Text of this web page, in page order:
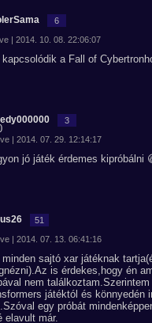
6
| 2014. 10. 08. 22:06:07
a Fall of
3
| 2014. 07. 29. 12:14:17
jó játék érdemes kipróbálni
51
| 2014. 07. 13. 06:41:16
minden sajtó xar játéknak
is érdekes,hogy én
nem találkoztam.Szerintem
játéktól és könnyedén
egy próbát
elavult már.